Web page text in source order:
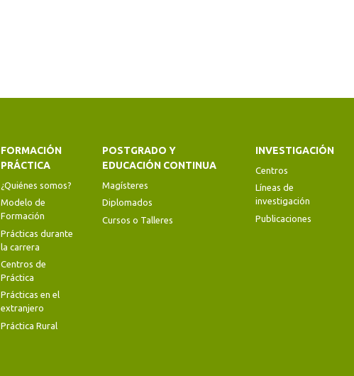
FORMACIÓN
PRÁCTICA
¿Quiénes somos?
Modelo de
Formación
Prácticas durante
la carrera
Centros de
Práctica
Prácticas en el
extranjero
Práctica Rural
POSTGRADO Y
EDUCACIÓN CONTINUA
Magísteres
Diplomados
Cursos o Talleres
INVESTIGACIÓN
Centros
Líneas de
investigación
Publicaciones